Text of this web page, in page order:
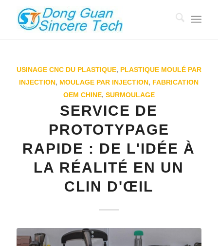
USINAGE CNC DU PLASTIQUE, PLASTIQUE MOULÉ PAR
INJECTION, MOULAGE PAR INJECTION, FABRICATION
OEM CHINE, SURMOULAGE
SERVICE DE
PROTOTYPAGE
RAPIDE : DE L'IDÉE À
LA RÉALITÉ EN UN
CLIN D'ŒIL